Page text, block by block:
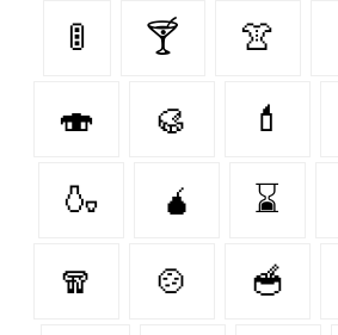
🚦 🍸 👚
🍣 🥮 💄
🍶 🧉 ⌛
🧣 🍲 🥣